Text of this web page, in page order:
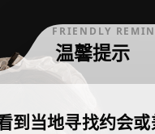
FRIENDLY
温馨提示
到当地寻找约会或